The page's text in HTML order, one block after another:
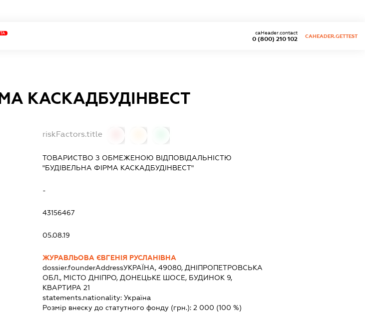
0 (800) 210 102
caHeader.contact
CAHEADER.GETTEST
КАСКАДБУДІНВЕСТ
riskFactors.title
ТОВАРИСТВО З ОБМЕЖЕНОЮ ВІДПОВІДАЛЬНІСТЮ
"БУДІВЕЛЬНА ФІРМА КАСКАДБУДІНВЕСТ"
-
43156467
05.08.19
ЖУРАВЛЬОВА ЄВГЕНІЯ РУСЛАНІВНА
dossier.founderAddressУКРАЇНА, 49080, ДНІПРОПЕТРОВСЬКА
ОБЛ., МІСТО ДНІПРО, ДОНЕЦЬКЕ ШОСЕ, БУДИНОК 9,
КВАРТИРА 21
statements.nationality: Україна
Розмір внеску до статутного фонду (грн.): 2 000 (100 %)